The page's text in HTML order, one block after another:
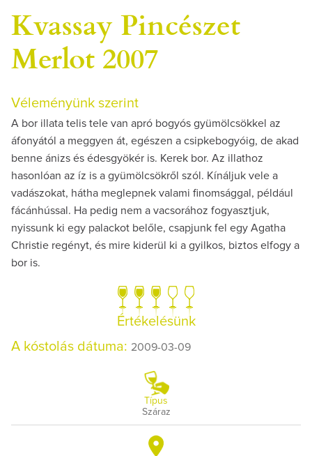
Kvassay Pincészet
Merlot 2007
Véleményünk szerint
A bor illata telis tele van apró bogyós gyümölcsökkel az
áfonyától a meggyen át, egészen a csipkebogyóig, de akad
benne ánizs és édesgyökér is. Kerek bor. Az illathoz
hasonlóan az íz is a gyümölcsökről szól. Kínáljuk vele a
vadászokat, hátha meglepnek valami finomsággal, például
fácánhússal. Ha pedig nem a vacsorához fogyasztjuk,
nyissunk ki egy palackot belőle, csapjunk fel egy Agatha
Christie regényt, és mire kiderül ki a gyilkos, biztos elfogy a
bor is.
Értékelésünk
A kóstolás dátuma: 2009-03-09
Típus
Száraz